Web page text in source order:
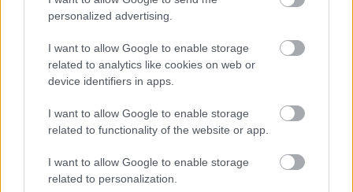
personalized advertising.
I want to allow Google to enable storage
related to analytics like cookies on web or
device identifiers in apps.
I want to allow Google to enable storage
related to functionality of the website or app.
I want to allow Google to enable storage
related to personalization.
Fuocónak jelzik, hogy nyugodtan nyomja ki az autó
szemét, mert a 4. helynél hátrébb úgyse esik...
helyen haladó Porschét. Kubica előnye 35 másodperc felett.